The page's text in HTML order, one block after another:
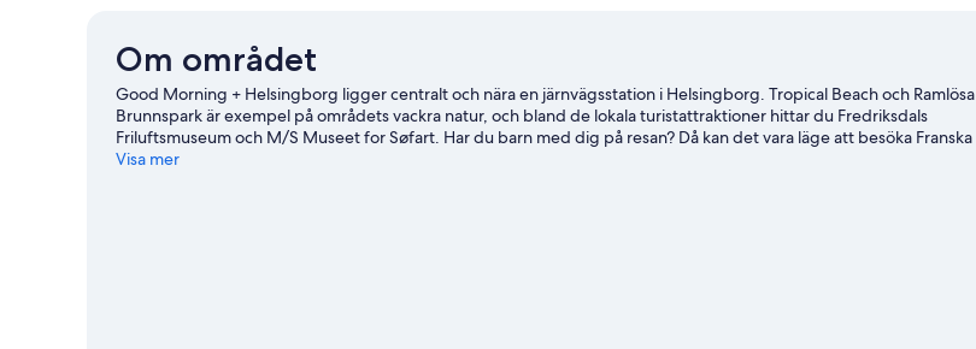
Om området
Good Morning + Helsingborg ligger centralt och nära en järnvägsstation i Helsingborg. Tropical Beach och Ramlösa
Brunnspark är exempel på områdets vackra natur, och bland de lokala turistattraktioner hittar du Fredriksdals
Friluftsmuseum och M/S Museet for Søfart. Har du barn med dig på resan? Då kan det vara läge att besöka Franska
krigsgravar. Annars kan du gå på ett evenemang eller se en match på Olympiastadion. Det finns en golfbana med
Visa mer